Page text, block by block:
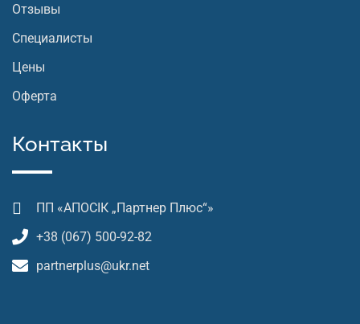
Отзывы
Специалисты
Цены
Оферта
Контакты
ПП «АПОСІК „Партнер Плюс“»
+38 (067) 500-92-82
partnerplus@ukr.net